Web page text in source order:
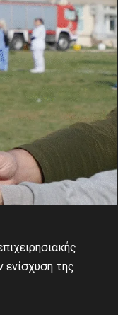
ενίσχυση της